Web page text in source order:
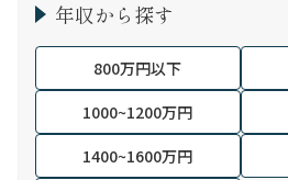
年収から探す
800万円以下
1000~1200万円
1400~1600万円